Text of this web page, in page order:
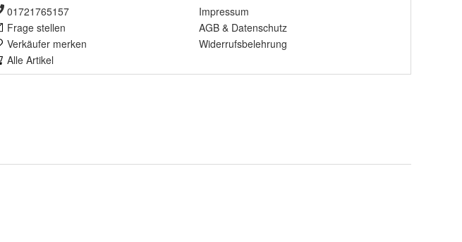
01721765157
Frage stellen
Verkäufer merken
Alle Artikel
Impressum
AGB & Datenschutz
Widerrufsbelehrung